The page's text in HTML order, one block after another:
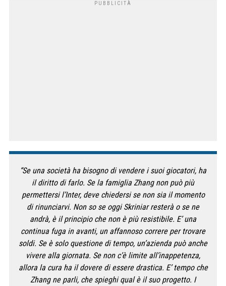
“Se una società ha bisogno di vendere i suoi giocatori, ha
il diritto di farlo. Se la famiglia Zhang non può più
permettersi l’Inter, deve chiedersi se non sia il momento
di rinunciarvi. Non so se oggi Skriniar resterà o se ne
andrà, è il principio che non è più resistibile. E’ una
continua fuga in avanti, un affannoso correre per trovare
soldi. Se è solo questione di tempo, un’azienda può anche
vivere alla giornata. Se non c’è limite all’inappetenza,
allora la cura ha il dovere di essere drastica. E’ tempo che
Zhang ne parli, che spieghi qual è il suo progetto. I